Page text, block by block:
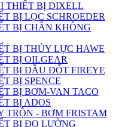
THIẾT BỊ DIXELL
BỊ LỌC SCHROEDER
BỊ CHÂN KHÔNG
BỊ THỦY LỰC HAWE
BỊ OILGEAR
BỊ ĐẦU ĐỐT FIREYE
BỊ SPENCE
BỊ BƠM-VAN TACO
BỊ ADOS
TRỘN - BƠM FRISTAM
BỊ ĐO LƯỜNG